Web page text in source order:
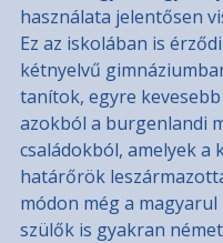
használata jelentősen
Ez az iskolában is
kétnyelvű
tanítok, egyre
azokból a burgenlandi
családokból, amelyek a
határőrök
módon még a magyarul
szülők is gyakran